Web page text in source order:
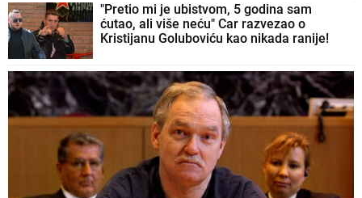
"Pretio mi je ubistvom, 5 godina sam
ćutao, ali više neću" Car razvezao o
Kristijanu Goluboviću kao nikada ranije!